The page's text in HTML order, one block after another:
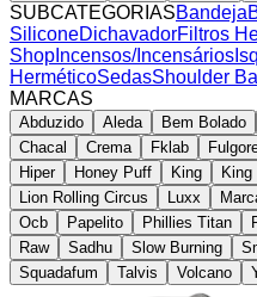
SUBCATEGORIASBandeja
SiliconeDichavadorFiltros
Shop Incensos/Incensários
HerméticoSedasShoulder
MARCAS
Abduzido Aleda Bem Bolado
Chacal
Crema Fklab
Hiper
Honey Puff King
Lion Rolling Circus
Luxx
Ocb
Papelito Phillies Titan
Raw
Sadhu Slow Burning
Squadafum
Talvis Volcano